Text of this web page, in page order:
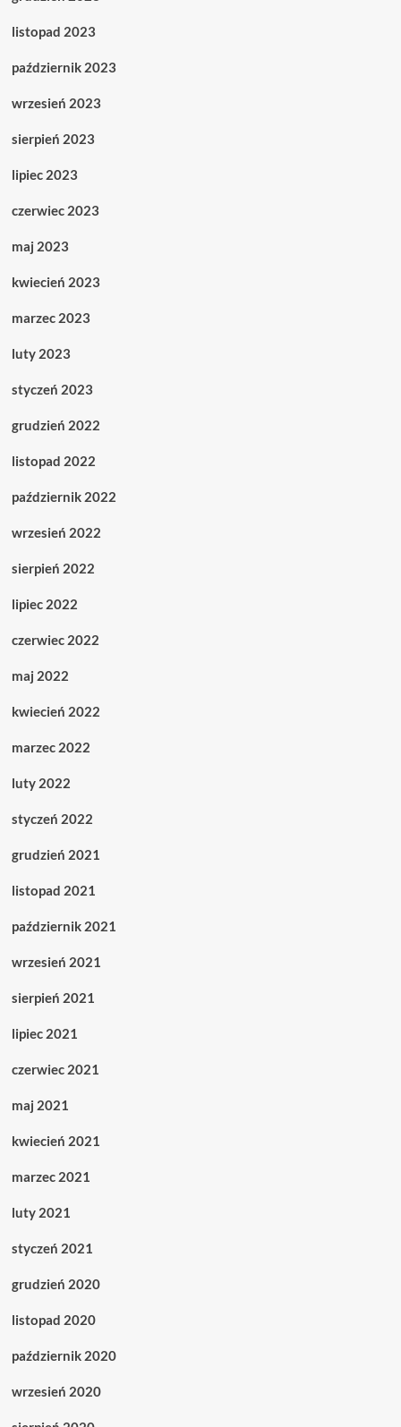
listopad 2023
październik 2023
wrzesień 2023
sierpień 2023
lipiec 2023
czerwiec 2023
maj 2023
kwiecień 2023
marzec 2023
luty 2023
styczeń 2023
grudzień 2022
listopad 2022
październik 2022
wrzesień 2022
sierpień 2022
lipiec 2022
czerwiec 2022
maj 2022
kwiecień 2022
marzec 2022
luty 2022
styczeń 2022
grudzień 2021
listopad 2021
październik 2021
wrzesień 2021
sierpień 2021
lipiec 2021
czerwiec 2021
maj 2021
kwiecień 2021
marzec 2021
luty 2021
styczeń 2021
grudzień 2020
listopad 2020
październik 2020
wrzesień 2020